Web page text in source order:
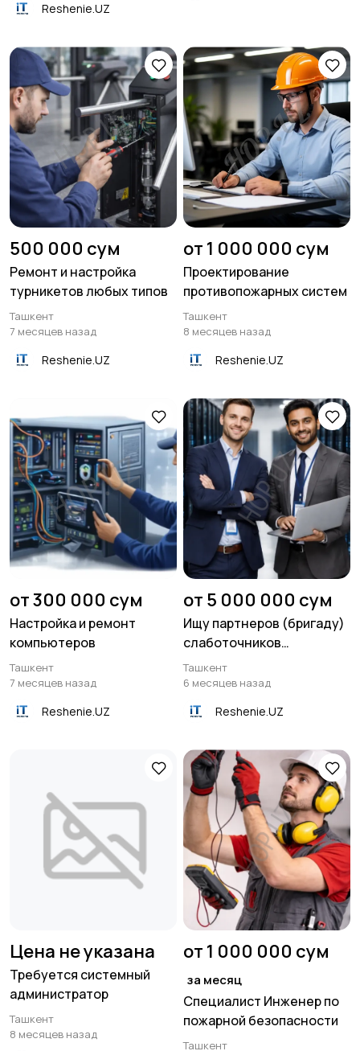
Reshenie.UZ
500 000 сум
Ремонт и настройка
турникетов любых типов
Ташкент
7 месяцев назад
Reshenie.UZ
от 1 000 000 сум
Проектирование
противопожарных систем
Ташкент
8 месяцев назад
Reshenie.UZ
от 300 000 сум
Настройка и ремонт
компьютеров
Ташкент
7 месяцев назад
Reshenie.UZ
от 5 000 000 сум
Ищу партнеров (бригаду)
слаботочников
монтажников СКС
Ташкент
6 месяцев назад
Reshenie.UZ
Цена не указана
Требуется системный
администратор
Ташкент
8 месяцев назад
от 1 000 000 сум
за месяц
Специалист Инженер по
пожарной безопасности
Ташкент